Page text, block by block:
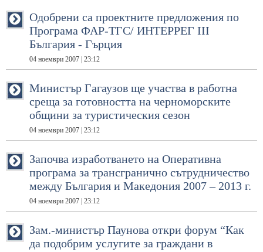
Одобрени са проектните предложения по
Програма ФАР-ТГС/ ИНТЕРРЕГ ІІІ
България - Гърция
04 ноември 2007 | 23:12
Министър Гагаузов ще участва в работна
среща за готовността на черноморските
общини за туристическия сезон
04 ноември 2007 | 23:12
Започва изработването на Оперативна
програма за трансгранично сътрудничество
между България и Македония 2007 – 2013 г.
04 ноември 2007 | 23:12
Зам.-министър Паунова откри форум “Как
да подобрим услугите за граждани в